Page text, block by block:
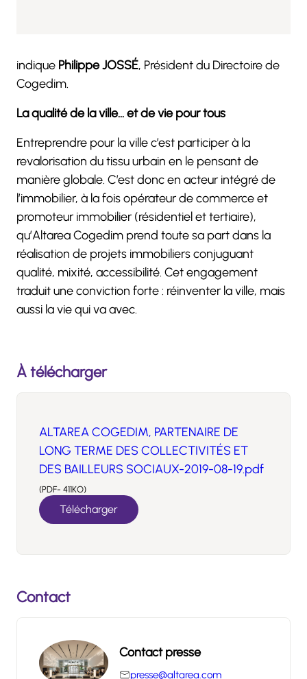
indique Philippe JOSSÉ, Président du Directoire de
Cogedim.
La qualité de la ville… et de vie pour tous
Entreprendre pour la ville c’est participer à la
revalorisation du tissu urbain en le pensant de
manière globale. C’est donc en acteur intégré de
l’immobilier, à la fois opérateur de commerce et
promoteur immobilier (résidentiel et tertiaire),
qu’Altarea Cogedim prend toute sa part dans la
réalisation de projets immobiliers conjuguant
qualité, mixité, accessibilité. Cet engagement
traduit une conviction forte : réinventer la ville, mais
aussi la vie qui va avec.
À télécharger
ALTAREA COGEDIM, PARTENAIRE DE
LONG TERME DES COLLECTIVITÉS ET
DES BAILLEURS SOCIAUX-2019-08-19.pdf
(PDF- 411KO)
Télécharger
Contact
Contact presse
presse@altarea.com